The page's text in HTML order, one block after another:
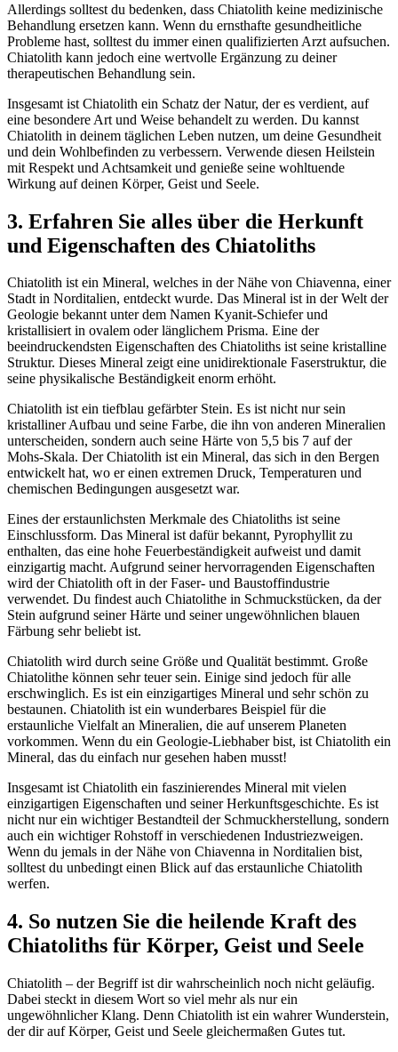
Allerdings solltest du bedenken, dass Chiatolith keine medizinische
Behandlung ersetzen kann. Wenn du ernsthafte gesundheitliche
Probleme hast, solltest du immer einen qualifizierten Arzt aufsuchen.
Chiatolith kann jedoch eine wertvolle Ergänzung zu deiner
therapeutischen Behandlung sein.
Insgesamt ist Chiatolith ein Schatz der Natur, der es verdient, auf
eine besondere Art und Weise behandelt zu werden. Du kannst
Chiatolith in deinem täglichen Leben nutzen, um deine Gesundheit
und dein Wohlbefinden zu verbessern. Verwende diesen Heilstein
mit Respekt und Achtsamkeit und genieße seine wohltuende
Wirkung auf deinen Körper, Geist und Seele.
3. Erfahren Sie alles über die Herkunft
und Eigenschaften des Chiatoliths
Chiatolith ist ein Mineral, welches in der Nähe von Chiavenna, einer
Stadt in Norditalien, entdeckt wurde. Das Mineral ist in der Welt der
Geologie bekannt unter dem Namen Kyanit-Schiefer und
kristallisiert in ovalem oder länglichem Prisma. Eine der
beeindruckendsten Eigenschaften des Chiatoliths ist seine kristalline
Struktur. Dieses Mineral zeigt eine unidirektionale Faserstruktur, die
seine physikalische Beständigkeit enorm erhöht.
Chiatolith ist ein tiefblau gefärbter Stein. Es ist nicht nur sein
kristalliner Aufbau und seine Farbe, die ihn von anderen Mineralien
unterscheiden, sondern auch seine Härte von 5,5 bis 7 auf der
Mohs-Skala. Der Chiatolith ist ein Mineral, das sich in den Bergen
entwickelt hat, wo er einen extremen Druck, Temperaturen und
chemischen Bedingungen ausgesetzt war.
Eines der erstaunlichsten Merkmale des Chiatoliths ist seine
Einschlussform. Das Mineral ist dafür bekannt, Pyrophyllit zu
enthalten, das eine hohe Feuerbeständigkeit aufweist und damit
einzigartig macht. Aufgrund seiner hervorragenden Eigenschaften
wird der Chiatolith oft in der Faser- und Baustoffindustrie
verwendet. Du findest auch Chiatolithe in Schmuckstücken, da der
Stein aufgrund seiner Härte und seiner ungewöhnlichen blauen
Färbung sehr beliebt ist.
Chiatolith wird durch seine Größe und Qualität bestimmt. Große
Chiatolithe können sehr teuer sein. Einige sind jedoch für alle
erschwinglich. Es ist ein einzigartiges Mineral und sehr schön zu
bestaunen. Chiatolith ist ein wunderbares Beispiel für die
erstaunliche Vielfalt an Mineralien, die auf unserem Planeten
vorkommen. Wenn du ein Geologie-Liebhaber bist, ist Chiatolith ein
Mineral, das du einfach nur gesehen haben musst!
Insgesamt ist Chiatolith ein faszinierendes Mineral mit vielen
einzigartigen Eigenschaften und seiner Herkunftsgeschichte. Es ist
nicht nur ein wichtiger Bestandteil der Schmuckherstellung, sondern
auch ein wichtiger Rohstoff in verschiedenen Industriezweigen.
Wenn du jemals in der Nähe von Chiavenna in Norditalien bist,
solltest du unbedingt einen Blick auf das erstaunliche Chiatolith
werfen.
4. So nutzen Sie die heilende Kraft des
Chiatoliths für Körper, Geist und Seele
Chiatolith – der Begriff ist dir wahrscheinlich noch nicht geläufig.
Dabei steckt in diesem Wort so viel mehr als nur ein
ungewöhnlicher Klang. Denn Chiatolith ist ein wahrer Wunderstein,
der dir auf Körper, Geist und Seele gleichermaßen Gutes tut.